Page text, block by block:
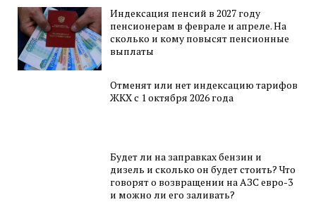
Индексация пенсий в 2027 году
пенсионерам в феврале и апреле. На
сколько и кому повысят пенсионные
выплаты
Отменят или нет индексацию тарифов
ЖКХ с 1 октября 2026 года
Будет ли на заправках бензин и
дизель и сколько он будет стоить? Что
говорят о возвращении на АЗС евро-3
и можно ли его заливать?